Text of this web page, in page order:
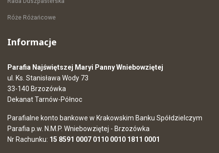
Róże Różańcowe
Informacje
Parafia Najświętszej Maryi Panny Wniebowziętej
ul. Ks. Stanisława Wody 73
33-140 Brzozówka
Dekanat Tarnów-Północ
Parafialne konto bankowe w Krakowskim Banku Spółdzielczym
Parafia p.w. N.M.P. Wniebowziętej - Brzozówka
Nr Rachunku: 15 8591 0007 0110 0010 1811 0001